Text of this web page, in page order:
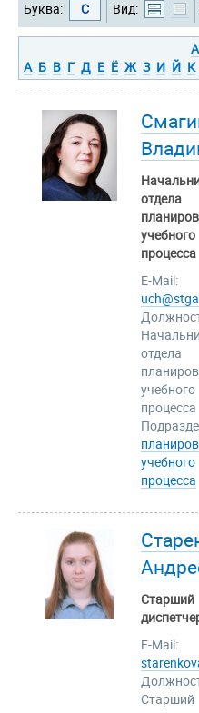
Буква: С Вид:
А Б В Г Д Е Ё Ж З И Й К
отдела
учебного
процесса
E-Mail:
отдела
учебного
процесса
учебного
процесса
Старший
E-Mail:
Старший